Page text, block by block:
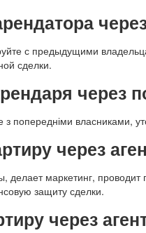
с предыдущими
сделки.
через
попередніми власниками,
через
делает маркетинг,
защиту сделки.
через